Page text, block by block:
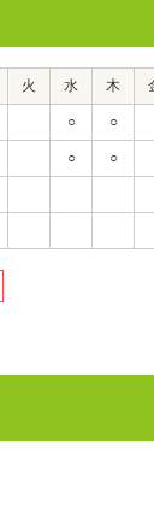
火 水 木
○ ○
○ ○